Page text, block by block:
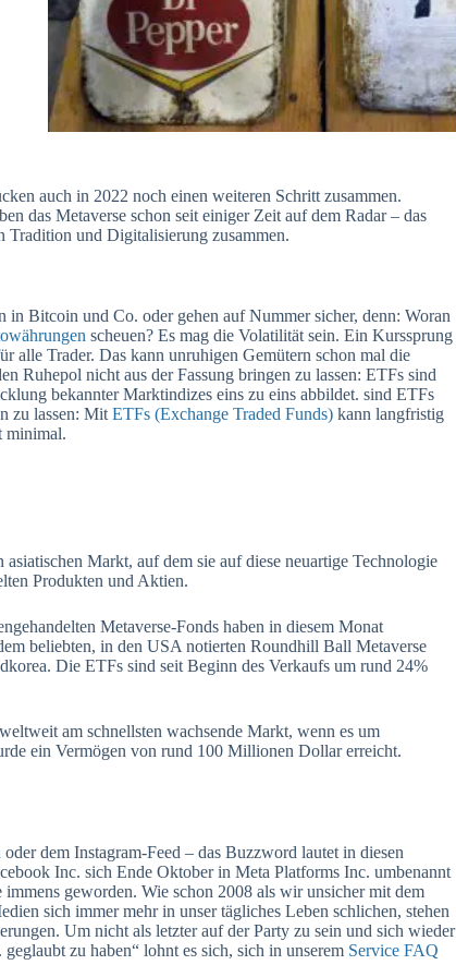
auch in 2022 noch einen weiteren Schritt zusammen.
das Metaverse schon seit einiger Zeit auf dem Radar – das
Tradition und Digitalisierung zusammen.
Bitcoin und Co. oder gehen auf Nummer sicher, denn: Woran
scheuen? Es mag die Volatilität sein. Ein Kurssprung
alle Trader. Das kann unruhigen Gemütern schon mal die
Ruhepol nicht aus der Fassung bringen zu lassen: ETFs sind
bekannter Marktindizes eins zu eins abbildet. sind ETFs
zu lassen: MitETFs (Exchange Traded Funds) kann langfristig
minimal.
Markt, auf dem sie auf diese neuartige Technologie
Produkten und Aktien.
Metaverse-Fonds haben in diesem Monat
beliebten, in den USA notierten Roundhill Ball Metaverse
Die ETFs sind seit Beginn des Verkaufs um rund 24%
am schnellsten wachsende Markt, wenn es um
ein Vermögen von rund 100 Millionen Dollar erreicht.
dem Instagram-Feed – das Buzzword lautet in diesen
Inc. sich Ende Oktober in Meta Platforms Inc. umbenannt
geworden. Wie schon 2008 als wir unsicher mit dem
sich immer mehr in unser tägliches Leben schlichen, stehen
Um nicht als letzter auf der Party zu sein und sich wieder
zu haben“ lohnt es sich, sich in unserem Service FAQ